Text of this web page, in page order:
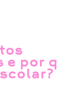
por